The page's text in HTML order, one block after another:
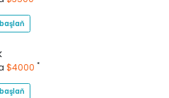
$4000 *